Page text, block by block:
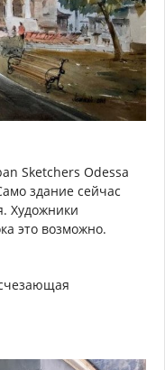
Sketchers Odessa
здание сейчас
Художники
это возможно.